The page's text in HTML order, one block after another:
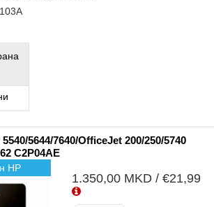
5644/7640/OfficeJet 200/250/5740
C2P04AE
HP
1.350,00 MKD / €21,99